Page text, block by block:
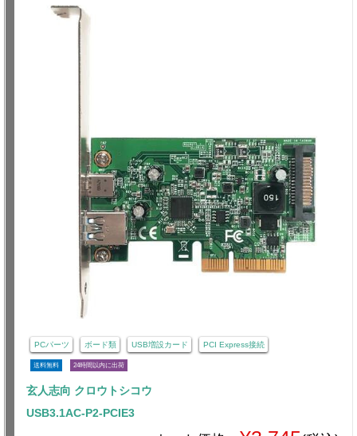
PCパーツ ボード類 USB増設カード PCI Express接続
送料無料 24時間以内に出荷
玄人志向 クロウトシコウ
USB3.1AC-P2-PCIE3